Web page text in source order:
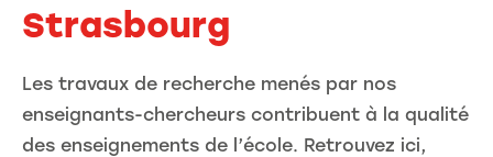
Strasbourg
Les travaux de recherche menés par nos
enseignants-chercheurs contribuent à la qualité
des enseignements de l’école. Retrouvez ici,